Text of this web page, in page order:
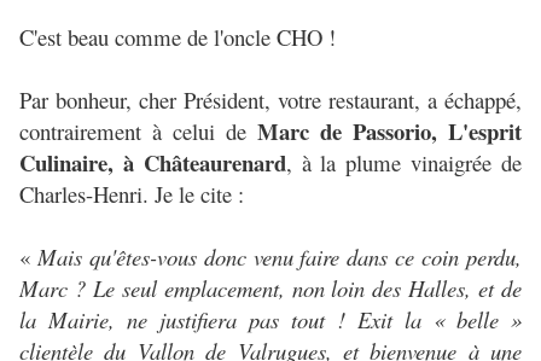
C'est beau comme de l'oncle CHO !
Par bonheur, cher Président, votre restaurant, a échappé,
contrairement à celui de Marc de Passorio, L'esprit
Culinaire, à Châteaurenard, à la plume vinaigrée de
Charles-Henri. Je le cite :
« Mais qu'êtes-vous donc venu faire dans ce coin perdu,
Marc ? Le seul emplacement, non loin des Halles, et de
la Mairie, ne justifiera pas tout ! Exit la « belle »
clientèle du Vallon de Valrugues, et bienvenue à une